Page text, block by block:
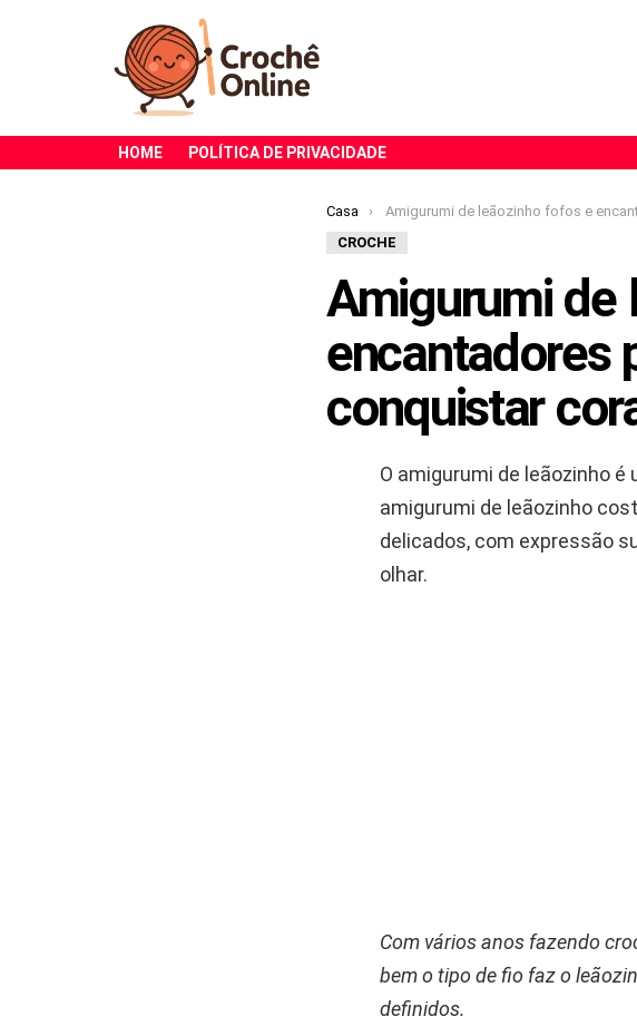
HOME POLÍTICA DE PRIVACIDADE
Você está aqui:
Casa
Amigurumi de leãozinho fofos e encantadores para presentear e conquistar corações logo de
CROCHE
Amigurumi
encantadores
conquistar
O amigurumi de leãozinho
amigurumi de leãozinho
delicados, com expressão
olhar.
Com vários anos fazendo
bem o tipo de fio faz o
definidos.